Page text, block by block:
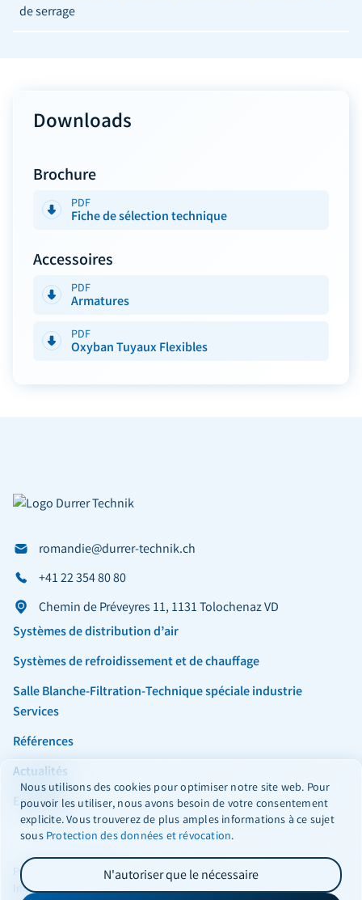
de serrage
Downloads
Brochure
PDF
Fiche de sélection technique
Accessoires
PDF
Armatures
PDF
Oxyban Tuyaux Flexibles
romandie@durrer-technik.ch
+41 22 354 80 80
Chemin de Préveyres 11, 1131 Tolochenaz VD
Systèmes de distribution d’air
Systèmes de refroidissement et de chauffage
Salle Blanche-Filtration-Technique spéciale industrie
Services
Références
Actualités
Entreprise
Protection des données
Impressum
FacebookInstagram
LinkedIn
Nous utilisons des cookies pour optimiser notre site web. Pour
pouvoir les utiliser, nous avons besoin de votre consentement
explicite. Vous trouverez de plus amples informations à ce sujet
sous Protection des données et révocation.
N'autoriser que le nécessaire